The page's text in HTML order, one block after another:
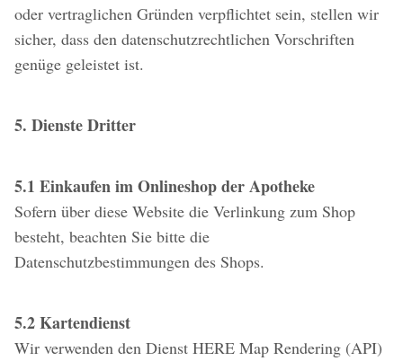
oder vertraglichen Gründen verpflichtet sein, stellen wir
sicher, dass den datenschutzrechtlichen Vorschriften
genüge geleistet ist.
5. Dienste Dritter
5.1 Einkaufen im Onlineshop der Apotheke
Sofern über diese Website die Verlinkung zum Shop
besteht, beachten Sie bitte die
Datenschutzbestimmungen des Shops.
5.2 Kartendienst
Wir verwenden den Dienst HERE Map Rendering (API)